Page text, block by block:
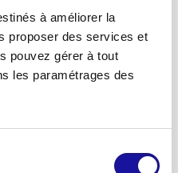
à améliorer la
proposer des services et
pouvez gérer à tout
les paramétrages des